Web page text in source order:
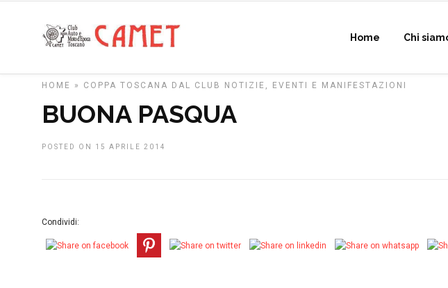
Home Chi
HOME » COPPA TOSCANA DAL CLUB NOTIZIE, EVENTI E MANIFESTAZIONI
BUONA PASQUA
POSTED ON 15 APRILE 2014
Condividi: